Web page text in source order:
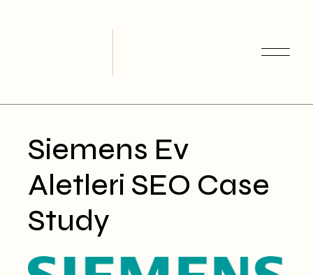
Siemens Ev
Aletleri SEO Case
Study